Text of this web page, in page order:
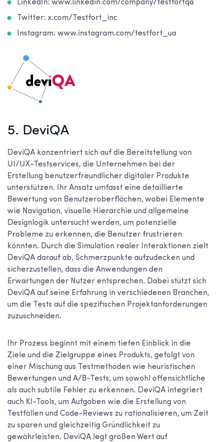
LinkedIn: www.linkedin.com/company/testfortqa
Twitter: x.com/Testfort_inc
Instagram: www.instagram.com/testfort_ua
5. DeviQA
DeviQA konzentriert sich auf die Bereitstellung von
UI/UX-Testservices, die Unternehmen bei der
Erstellung benutzerfreundlicher digitaler Produkte
unterstützen. Ihr Ansatz umfasst eine detaillierte
Bewertung von Benutzeroberflächen, wobei Elemente
wie Navigation, visuelle Hierarchie und allgemeine
Designlogik untersucht werden, um potenzielle
Probleme zu erkennen, die Benutzer frustrieren
könnten. Durch die Simulation realer Interaktionen zielt
DeviQA darauf ab, Schmerzpunkte aufzudecken und
sicherzustellen, dass die Anwendungen den
Erwartungen der Nutzer entsprechen. Dabei stützt sich
DeviQA auf seine Erfahrung in verschiedenen Branchen,
um die Tests auf die spezifischen Projektanforderungen
zuzuschneiden.
Ihr Prozess beginnt mit einem tiefen Einblick in die
Ziele und die Zielgruppe eines Produkts, gefolgt von
einer Mischung aus Testmethoden wie heuristischen
Bewertungen und A/B-Tests, um sowohl offensichtliche
als auch subtile Fehler zu erkennen. DeviQA integriert
auch KI-Tools, um Aufgaben wie die Erstellung von
Testfällen und Code-Reviews zu rationalisieren, um Zeit
zu sparen und gleichzeitig Gründlichkeit zu
gewährleisten. DeviQA legt großen Wert auf